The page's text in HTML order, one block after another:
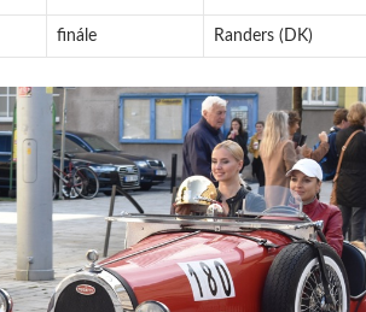
finále Randers (DK)